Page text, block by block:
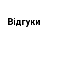
Відгуки